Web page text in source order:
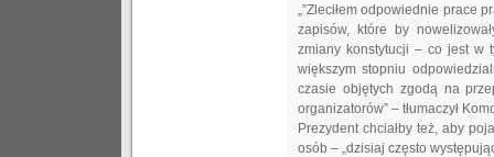
„”Zleciłem odpowiednie prace
zapisów, które by
zmiany konstytucji – co jest w
większym stopniu
czasie objętych zgodą na
organizatorów” – tłumaczył
Prezydent chciałby też, aby
osób – „dzisiaj często